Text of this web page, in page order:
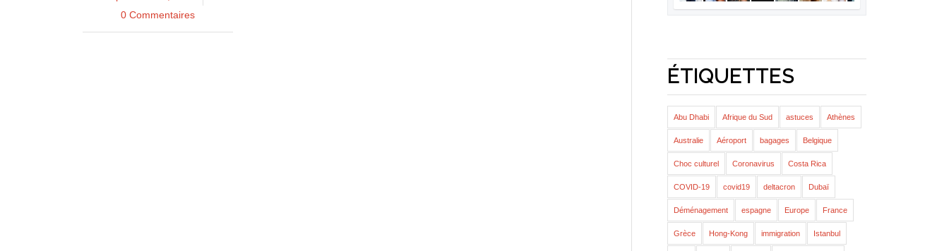
0 Commentaires
ÉTIQUETTES
Abu Dhabi Afrique du Sud astuces Athènes
Australie Aéroport bagages Belgique
Choc culturel Coronavirus Costa Rica
COVID-19 covid19 deltacron Dubaï
Déménagement espagne Europe France
Grèce Hong-Kong immigration Istanbul